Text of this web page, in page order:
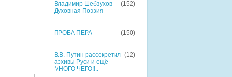
Владимир Шебзухов
Духовная Поэзия
(152)
ПРОБА ПЕРА (150)
В.В. Путин рассекретил
архивы Руси и ещё
МНОГО ЧЕГО!!..
(12)